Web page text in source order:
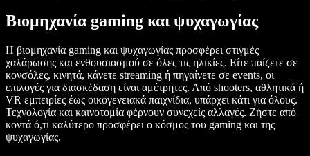
Βιομηχανία gaming και ψυχαγωγίας
Η βιομηχανία gaming και ψυχαγωγίας προσφέρει στιγμές
χαλάρωσης και ενθουσιασμού σε όλες τις ηλικίες. Είτε παίζετε σε
κονσόλες, κινητά, κάνετε streaming ή πηγαίνετε σε events, οι
επιλογές για διασκέδαση είναι αμέτρητες. Από shooters, αθλητικά ή
VR εμπειρίες έως οικογενειακά παιχνίδια, υπάρχει κάτι για όλους.
Τεχνολογία και καινοτομία φέρνουν συνεχείς αλλαγές. Ζήστε από
κοντά ό,τι καλύτερο προσφέρει ο κόσμος του gaming και της
ψυχαγωγίας.